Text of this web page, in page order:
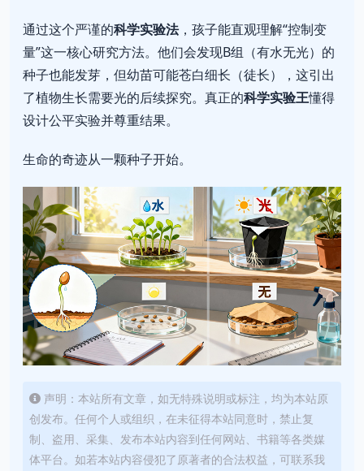
通过这个严谨的科学实验法，孩子能直观理解“控制变
量”这一核心研究方法。他们会发现B组（有水无光）的
种子也能发芽，但幼苗可能苍白细长（徒长），这引出
了植物生长需要光的后续探究。真正的科学实验王懂得
设计公平实验并尊重结果。
生命的奇迹从一颗种子开始。
声明：本站所有文章，如无特殊说明或标注，均为本站原
创发布。任何个人或组织，在未征得本站同意时，禁止复
制、盗用、采集、发布本站内容到任何网站、书籍等各类媒
体平台。如若本站内容侵犯了原著者的合法权益，可联系我